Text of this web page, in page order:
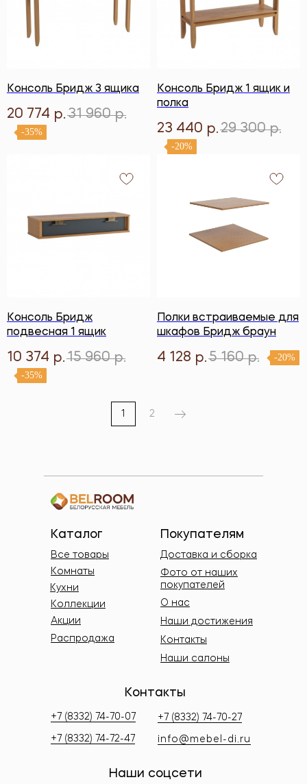
Консоль Бридж 3 ящика
20 774 р. 31 960 р.
-35%
Консоль Бридж 1 ящик и
полка
23 440 р. 29 300 р.
-20%
Консоль Бридж
подвесная 1 ящик
10 374 р. 15 960 р.
-35%
Полки встраиваемые для
шкафов Бридж браун
4 128 р. 5 160 р. -20%
1 2
Все товары
Комнаты
Коллекции
Акции
Распродажа
+7 (8332) 74-70-07
+7 (8332) 74-72-47
+7 (8332) 74-70-27
info@mebel-di.ru
Контакты
Наши соцсети
Покупателям
Каталог
Доставка и сборка
Фото от наших
покупателей
О нас
Контакты
Наши салоны
Наши достижения
Кухни